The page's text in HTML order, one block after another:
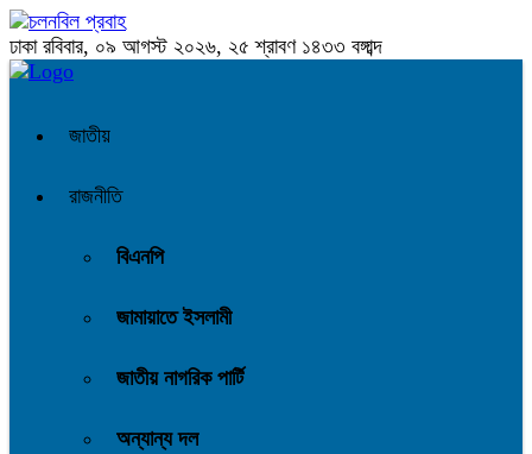
ঢাকা রবিবার, ০৯ আগস্ট ২০২৬, ২৫ শ্রাবণ ১৪৩৩ বঙ্গাব্দ
জাতীয়
রাজনীতি
বিএনপি
জামায়াতে ইসলামী
জাতীয় নাগরিক পার্টি
অন্যান্য দল